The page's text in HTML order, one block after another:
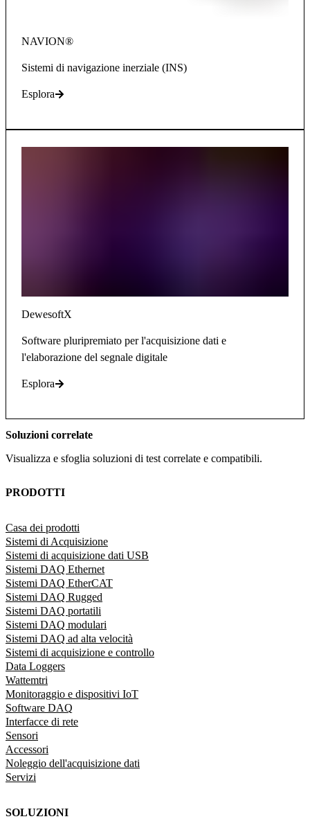
NAVION®
Sistemi di navigazione inerziale (INS)
Esplora
DewesoftX
Software pluripremiato per l'acquisizione dati e
l'elaborazione del segnale digitale
Esplora
Soluzioni correlate
Visualizza e sfoglia soluzioni di test correlate e compatibili.
PRODOTTI
Casa dei prodotti
Sistemi di Acquisizione
Sistemi di acquisizione dati USB
Sistemi DAQ Ethernet
Sistemi DAQ EtherCAT
Sistemi DAQ Rugged
Sistemi DAQ portatili
Sistemi DAQ modulari
Sistemi DAQ ad alta velocità
Sistemi di acquisizione e controllo
Data Loggers
Wattemtri
Monitoraggio e dispositivi IoT
Software DAQ
Interfacce di rete
Sensori
Accessori
Noleggio dell'acquisizione dati
Servizi
SOLUZIONI